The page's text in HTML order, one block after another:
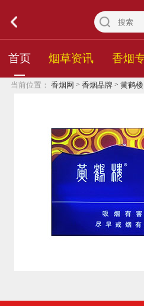
首页 烟草资讯 香烟
当前位置： 香烟网 > 香烟品牌 > 黄鹤楼